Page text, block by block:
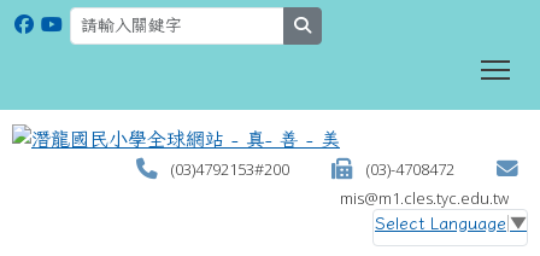
(03)4792153#200
(03)-4708472
mis@m1.cles.tyc.edu.tw
Select Language ▼